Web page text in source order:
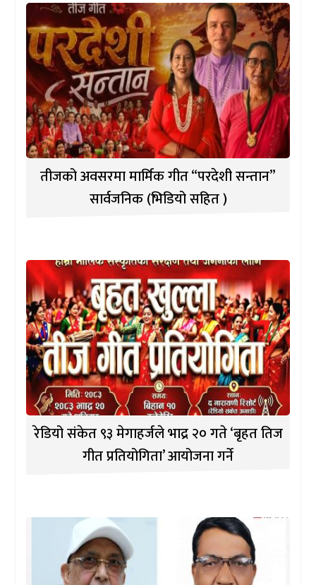
तीजको अवसरमा मार्मिक गीत “परदेशी सन्तान”
सार्वजनिक (भिडियो सहित )
रेडियो संकेत ९३ मेगाहर्जले भाद्र २० गते ‘बृहत तिज
गीत प्रतियोगिता’ आयोजना गर्ने